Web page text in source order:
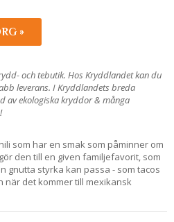
»
och tebutik. Hos Kryddlandet kan du
leverans. I Kryddlandets breda
av ekologiska kryddor & många
som har en smak som påminner om
den till en given familjefavorit, som
gnutta styrka kan passa - som tacos
när det kommer till mexikansk